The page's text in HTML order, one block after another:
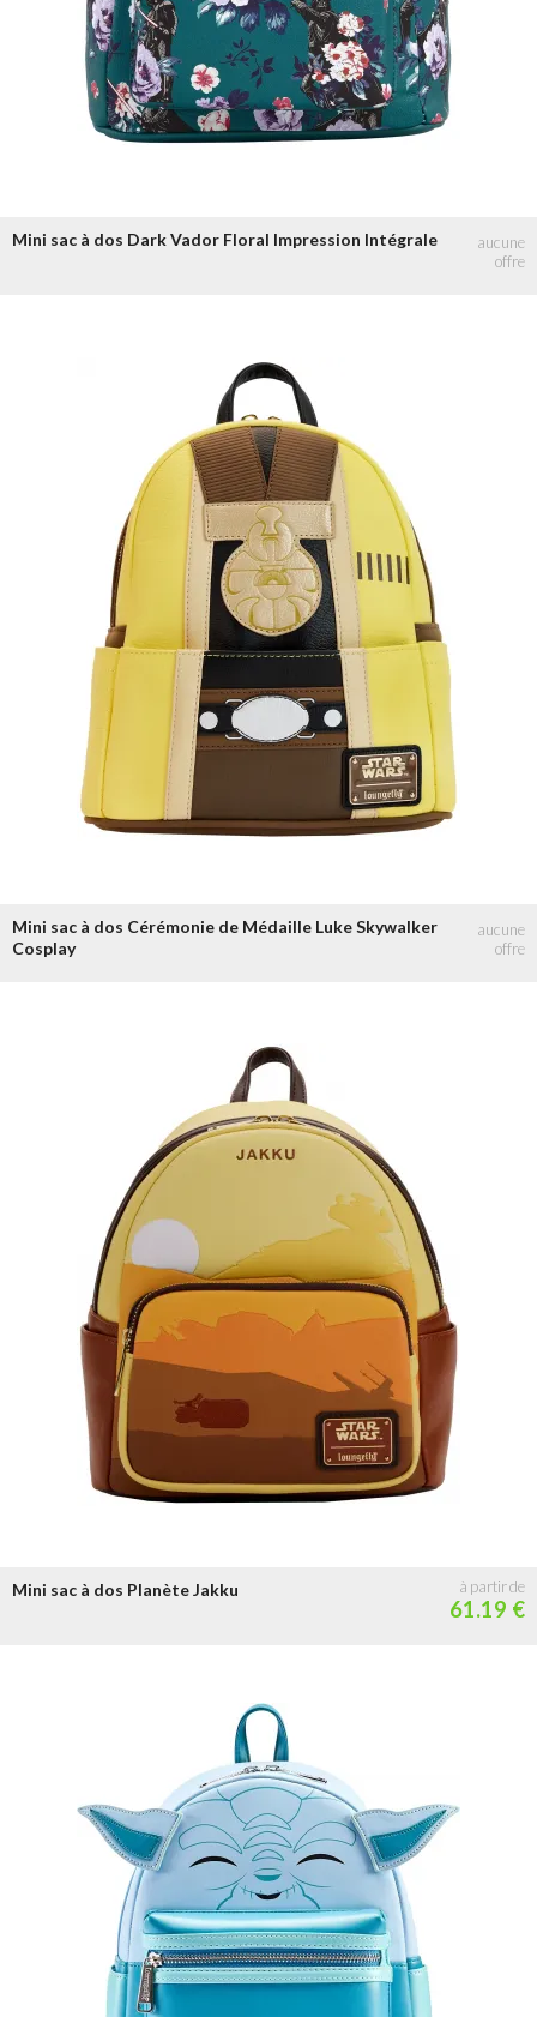
Mini sac à dos Dark Vador Floral Impression Intégrale
Mini sac à dos Cérémonie de Médaille Luke Skywalker
Cosplay
Mini sac à dos Planète Jakku
61.19 €